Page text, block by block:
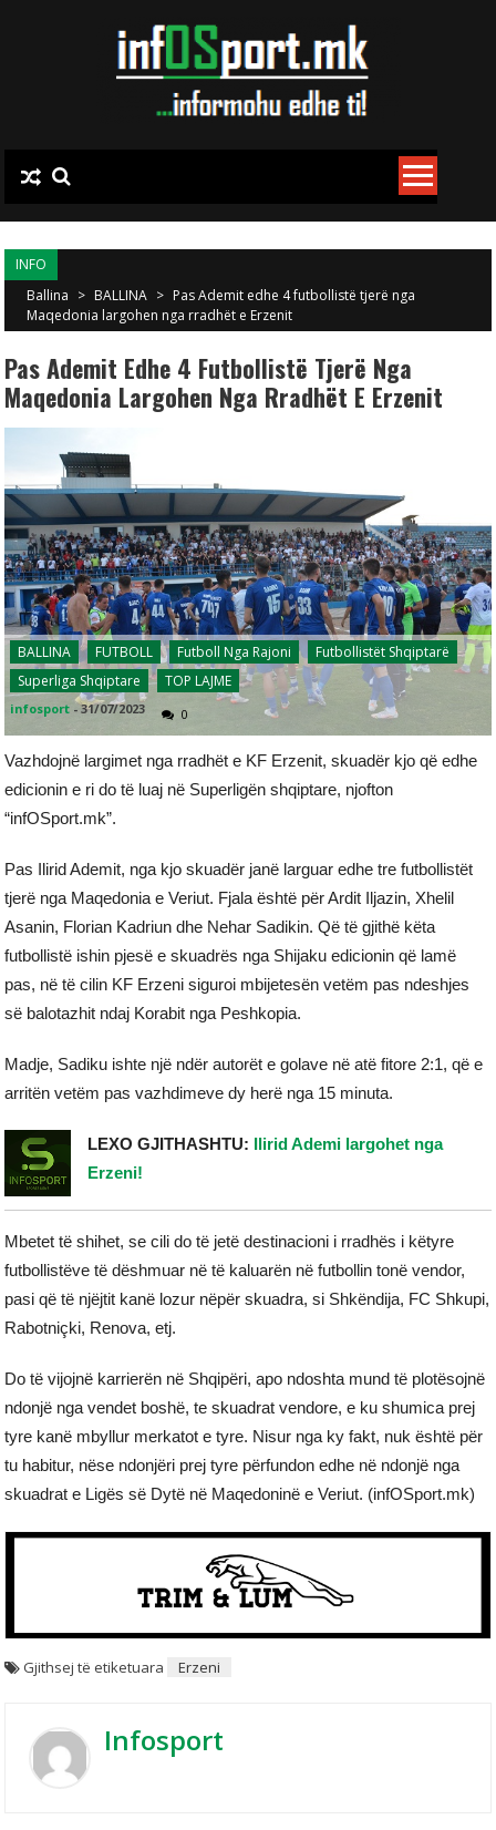
INFO
Ballina > BALLINA > Pas Ademit edhe 4 futbollistë tjerë nga
Maqedonia largohen nga rradhët e Erzenit
Pas Ademit Edhe 4 Futbollistë Tjerë Nga
Maqedonia Largohen Nga Rradhët E Erzenit
BALLINA FUTBOLL Futboll Nga Rajoni
Futbollistët Shqiptarë
Superliga Shqiptare
TOP LAJME
infosport -31/07/2023 0
Vazhdojnë largimet nga rradhët e KF Erzenit, skuadër kjo që edhe
edicionin e ri do të luaj në Superligën shqiptare, njofton
“infOSport.mk”.
Pas Ilirid Ademit, nga kjo skuadër janë larguar edhe tre futbollistët
tjerë nga Maqedonia e Veriut. Fjala është për Ardit Iljazin, Xhelil
Asanin, Florian Kadriun dhe Nehar Sadikin. Që të gjithë këta
futbollistë ishin pjesë e skuadrës nga Shijaku edicionin që lamë
pas, në të cilin KF Erzeni siguroi mbijetesën vetëm pas ndeshjes
së balotazhit ndaj Korabit nga Peshkopia.
Madje, Sadiku ishte një ndër autorët e golave në atë fitore 2:1, që e
arritën vetëm pas vazhdimeve dy herë nga 15 minuta.
LEXO GJITHASHTU: Ilirid Ademi largohet nga
Erzeni!
Mbetet të shihet, se cili do të jetë destinacioni i rradhës i këtyre
futbollistëve të dëshmuar në të kaluarën në futbollin tonë vendor,
pasi që të njëjtit kanë lozur nëpër skuadra, si Shkëndija, FC Shkupi,
Rabotniçki, Renova, etj.
Do të vijojnë karrierën në Shqipëri, apo ndoshta mund të plotësojnë
ndonjë nga vendet boshë, te skuadrat vendore, e ku shumica prej
tyre kanë mbyllur merkatot e tyre. Nisur nga ky fakt, nuk është për
tu habitur, nëse ndonjëri prej tyre përfundon edhe në ndonjë nga
skuadrat e Ligës së Dytë në Maqedoninë e Veriut. (infOSport.mk)
Gjithsej të etiketuara Erzeni
Infosport